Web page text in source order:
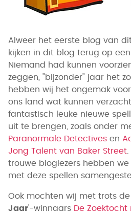
Alweer het eerste blog van
kijken in dit blog terug op een
Niemand had kunnen
zeggen, "bijzonder" jaar het
hebben wij het ongemak
ons land wat kunnen
fantastisch leuke nieuwe
uit te brengen, zoals onder
Paranormale Detectives en
Jong Talent van Baker Street
trouwe bloglezers hebben we
met deze spellen
Ook mochten wij met trots de
Jaar'-winnaars De Zoektocht